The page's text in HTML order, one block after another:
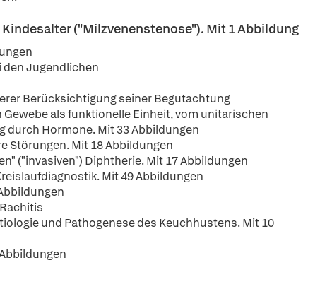
("Milzvenenstenose"). Mit 1 Abbildung
Jugendlichen
Berücksichtigung seiner Begutachtung
als funktionelle Einheit, vom unitarischen
Hormone. Mit 33 Abbildungen
Störungen. Mit 18 Abbildungen
("invasiven") Diphtherie. Mit 17 Abbildungen
Mit 49 Abbildungen
und Pathogenese des Keuchhustens. Mit 10